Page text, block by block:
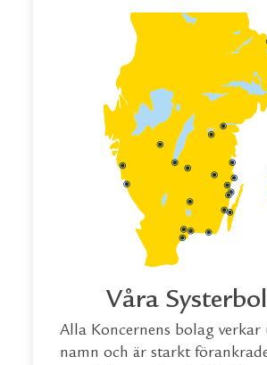
Våra
Alla Koncernens bolag verkar
namn och är starkt